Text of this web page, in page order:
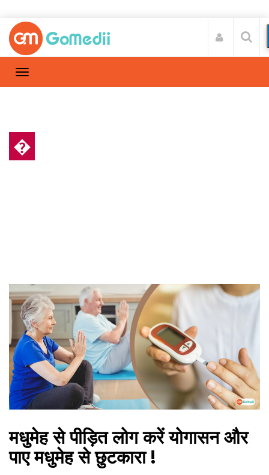
�
मधुमेह से पीड़ित लोग करें योगासन और
पाए मधुमेह से छुटकारा !